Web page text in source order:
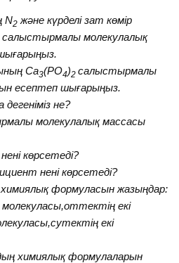
N2және күрделі зат көмір
молекулалық
Са3(РО4)2 салыстырмалы
есептеп шығарыңыз.
не?
молекулалық массасы
көрсетеді?
нені көрсетеді?
формуласын жазыңдар:
екі
екі
химиялық формулаларын